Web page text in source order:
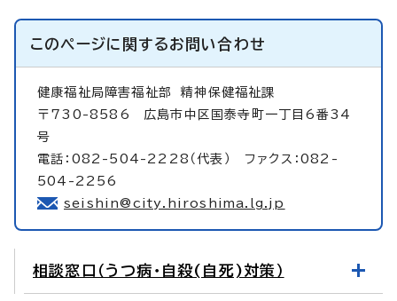
このページに関するお問い合わせ
健康福祉局障害福祉部精神保健福祉課
〒730-8586 広島市中区国泰寺町一丁目6番34
号
電話：082-504-2228（代表） ファクス：082-
504-2256
seishin@city.hiroshima.lg.jp
相談窓口（うつ病・自殺(自死)対策）